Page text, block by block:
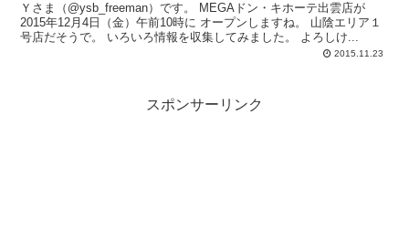
Ｙさま（@ysb_freeman）です。 MEGAドン・キホーテ出雲店が
2015年12月4日（金）午前10時に オープンしますね。 山陰エリア１
号店だそうで。 いろいろ情報を収集してみました。 よろしけ...
2015.11.23
スポンサーリンク